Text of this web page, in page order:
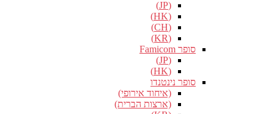
(JP)
(HK)
(CH)
(KR)
סופר Famicom
(JP)
(HK)
סופר נינטנדו
(איחוד אירופי)
(ארצות הברית)